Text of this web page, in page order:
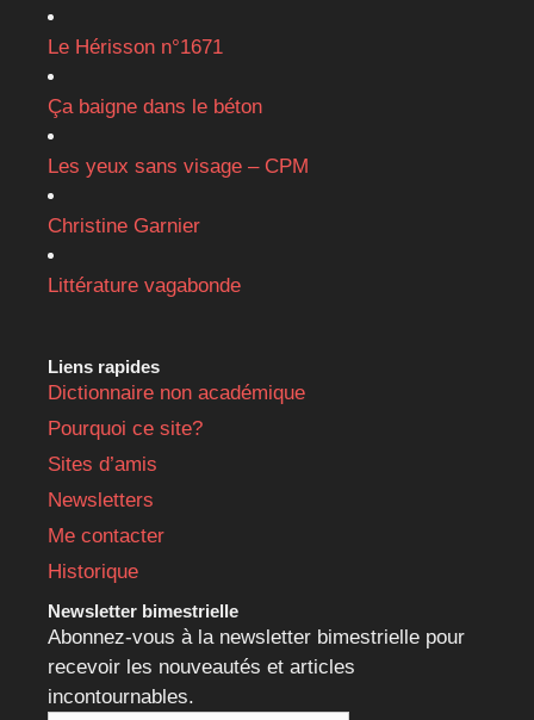
Le Hérisson n°1671
Ça baigne dans le béton
Les yeux sans visage – CPM
Christine Garnier
Littérature vagabonde
Liens rapides
Dictionnaire non académique
Pourquoi ce site?
Sites d’amis
Newsletters
Me contacter
Historique
Newsletter bimestrielle
Abonnez-vous à la newsletter bimestrielle pour
recevoir les nouveautés et articles
incontournables.